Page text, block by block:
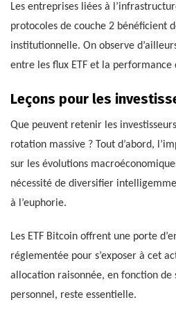
Les entreprises liées à
protocoles de couche 2 bénéficient
institutionnelle. On observe
entre les flux ETF et la
Leçons pour les
Que peuvent retenir les
rotation massive ? Tout d’abord,
sur les évolutions
nécessité de diversifier
à l’euphorie.
Les ETF Bitcoin offrent une porte
réglementée pour s’exposer à cet
allocation raisonnée, en fonction de
personnel, reste essentielle.